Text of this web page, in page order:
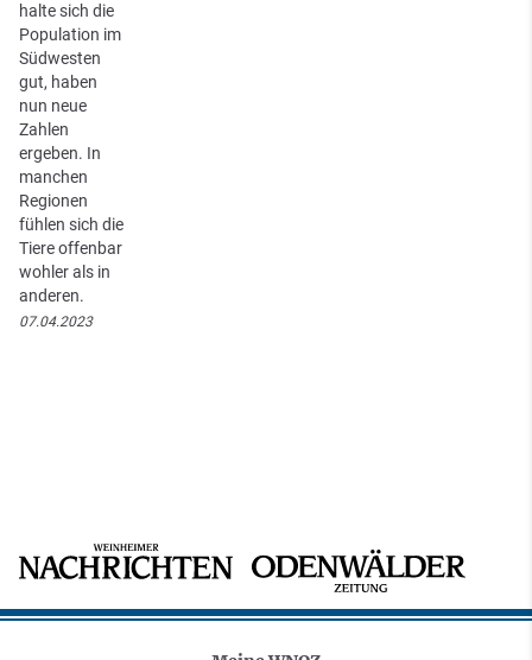
halte sich die
Population im
Südwesten
gut, haben
nun neue
Zahlen
ergeben. In
manchen
Regionen
fühlen sich die
Tiere offenbar
wohler als in
anderen.
07.04.2023